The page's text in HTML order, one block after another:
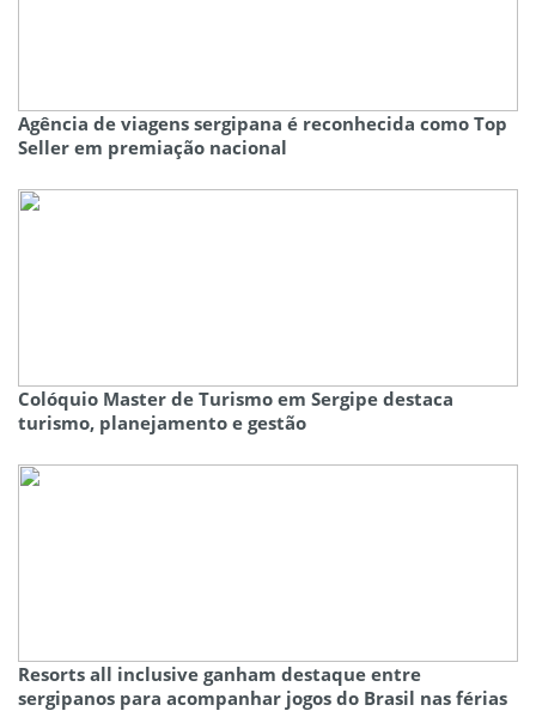
Agência de viagens sergipana é reconhecida como Top
Seller em premiação nacional
Colóquio Master de Turismo em Sergipe destaca
turismo, planejamento e gestão
Resorts all inclusive ganham destaque entre
sergipanos para acompanhar jogos do Brasil nas férias